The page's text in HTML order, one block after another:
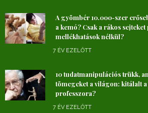
A gyömbér 10.000-szer
a kemó? Csak a rákos
mellékhatások nélkül?
7 ÉV EZELŐTT
10 tudatmanipulációs trükk,
tömegeket a világon: kitálalt
professzora?
7 ÉV EZELŐTT